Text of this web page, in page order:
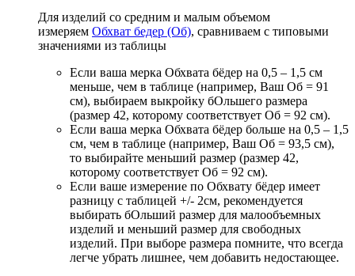
Для изделий со средним и малым объемом
измеряем Обхват бедер (Об), сравниваем с типовыми
значениями из таблицы
Если ваша мерка Обхвата бёдер на 0,5 – 1,5 см
меньше, чем в таблице (например, Ваш Об = 91
см), выбираем выкройку бОльшего размера
(размер 42, которому соответствует Об = 92 см).
Если ваша мерка Обхвата бёдер больше на 0,5 – 1,5
см, чем в таблице (например, Ваш Об = 93,5 см),
то выбирайте меньший размер (размер 42,
которому соответствует Об = 92 см).
Если ваше измерение по Обхвату бёдер имеет
разницу с таблицей +/- 2см, рекомендуется
выбирать бОльший размер для малообъемных
изделий и меньший размер для свободных
изделий. При выборе размера помните, что всегда
легче убрать лишнее, чем добавить недостающее.